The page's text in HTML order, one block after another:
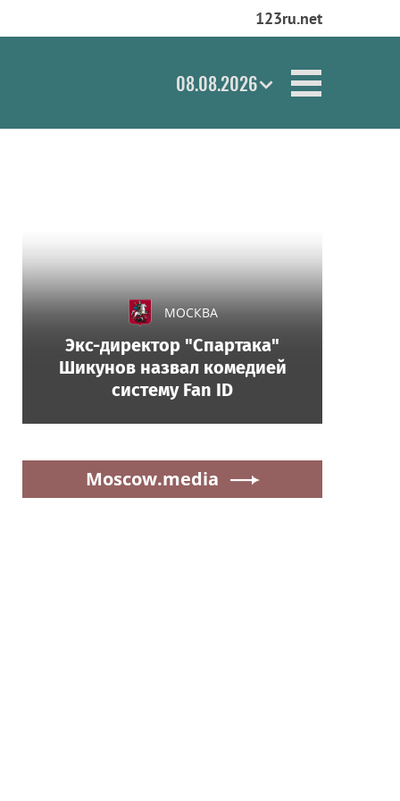
123ru.net
08.08.2026
МОСКВА
Экс-директор "Спартака"
Шикунов назвал комедией
систему Fan ID
Moscow.media